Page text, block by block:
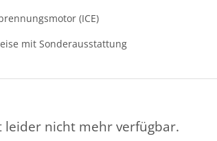
(ICE)
mit Sonderausstattung
leider nicht mehr verfügbar.